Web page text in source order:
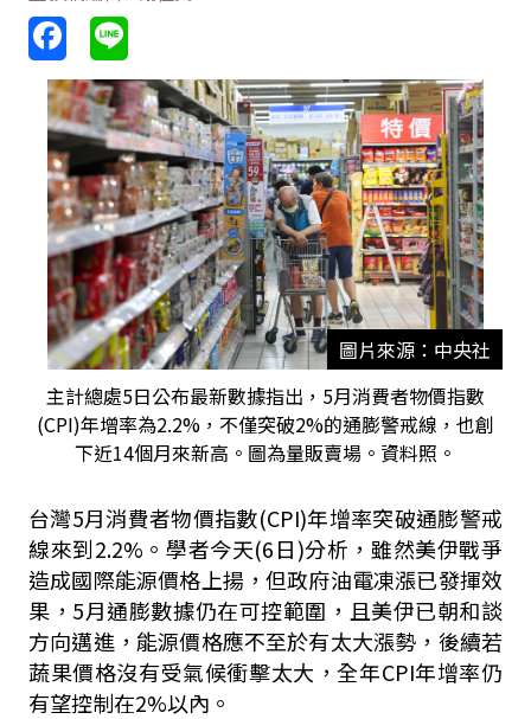
圖片來源：中央社
主計總處5日公布最新數據指出，5月消費者物價指數
(CPI)年增率為2.2%，不僅突破2%的通膨警戒線，也創
下近14個月來新高。圖為量販賣場。資料照。
台灣5月消費者物價指數(CPI)年增率突破通膨警戒
線來到2.2%。學者今天(6日)分析，雖然美伊戰爭
造成國際能源價格上揚，但政府油電凍漲已發揮效
果，5月通膨數據仍在可控範圍，且美伊已朝和談
方向邁進，能源價格應不至於有太大漲勢，後續若
蔬果價格沒有受氣候衝擊太大，全年CPI年增率仍
有望控制在2%以內。